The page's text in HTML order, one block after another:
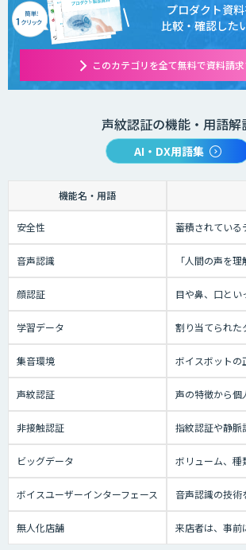
プロダクト資
比較・確認した
このカテゴリを全て無料で資料請求
声紋認証の機能・用語解
AI・DX用語集
機能名・用語
安全性 蓄積されている
音声認識 「人間の声を
顔認証 目や鼻、口と
学習データ 割り当てられた
集音環境 ボイスボットの
声紋認証 声の特徴から個
非接触認証 指紋認証や静脈
ビッグデータ ボリューム、種
ボイスユーザーインターフェース 音声認識の技
無人化店舗 来店者は、事前